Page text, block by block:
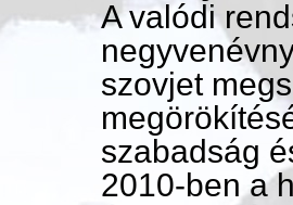
A valódi
szovjet
szabadság
2010-ben a